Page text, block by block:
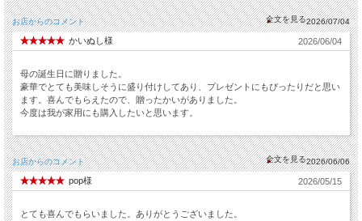
お店からのコメント 2026/07/04
かいぬし様 2026/06/04
母の誕生日に贈りました。
豪華でとても美味しそうに盛り付けしてあり、プレゼントにもぴったりだと思い
ます。喜んでもらえたので、贈ったかいがありました。
今度は我が家用にも購入したいと思います。
お店からのコメント 2026/06/06
pop様 2026/05/15
とても喜んでもらいました。ありがとうございました。